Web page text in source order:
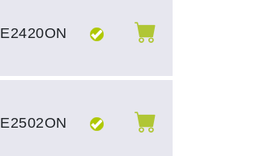
E2420ON
E2502ON